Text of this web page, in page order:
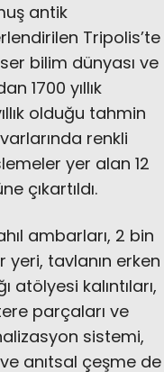
antik
Tripolis’te
bilim dünyası ve
1700 yıllık
olduğu tahmin
renkli
yer alan 12
çıkartıldı.
ambarları, 2 bin
yeri, tavlanın erken
kalıntıları,
parçaları ve
sistemi,
anıtsal çeşme de